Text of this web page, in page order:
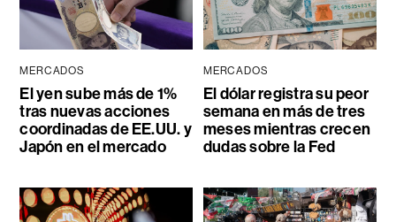
MERCADOS
El yen sube más de 1%
tras nuevas acciones
coordinadas de EE.UU. y
Japón en el mercado
MERCADOS
El dólar registra su peor
semana en más de tres
meses mientras crecen
dudas sobre la Fed